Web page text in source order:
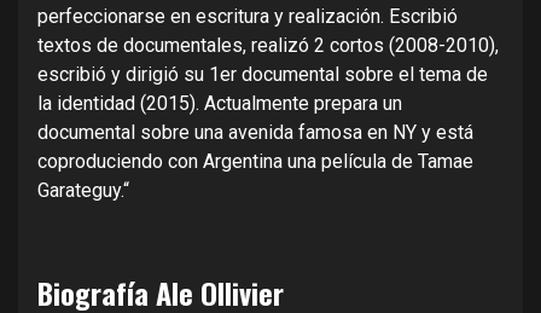
perfeccionarse en escritura y realización. Escribió
textos de documentales, realizó 2 cortos (2008-2010),
escribió y dirigió su 1er documental sobre el tema de
la identidad (2015). Actualmente prepara un
documental sobre una avenida famosa en NY y está
coproduciendo con Argentina una película de Tamae
Garateguy.“
Biografía Ale Ollivier